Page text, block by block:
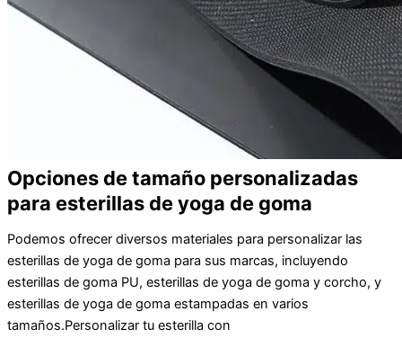
Opciones de tamaño personalizadas
para esterillas de yoga de goma
Podemos ofrecer diversos materiales para personalizar las
esterillas de yoga de goma para sus marcas, incluyendo
esterillas de goma PU, esterillas de yoga de goma y corcho, y
esterillas de yoga de goma estampadas en varios
tamaños.Personalizar tu esterilla con